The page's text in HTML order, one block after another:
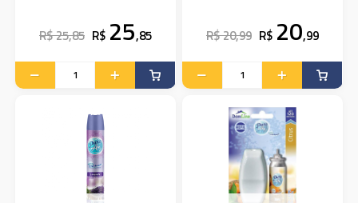
R$ 25,85 R$ 25,85 R$ 20,99 R$ 20,99